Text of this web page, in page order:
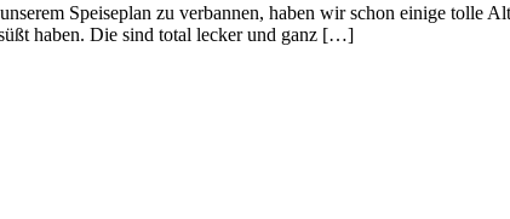
Speiseplan zu verbannen, haben wir schon einige tolle
haben. Die sind total lecker und ganz […]